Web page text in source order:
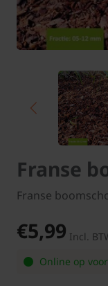
Franse
Franse
€5,99 Incl.
Online op